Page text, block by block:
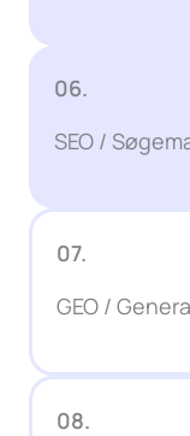
06.
SEO /
07.
GEO /
08.